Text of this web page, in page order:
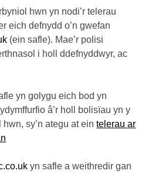
hwn yn nodi’r telerau
eich defnydd o’n gwefan
(ein safle). Mae’r polisi
i holl ddefnyddwyr, ac
yn golygu eich bod yn
â’r holl bolisïau yn y
sy’n ategu at eintelerau ar
yn safle a weithredir gan